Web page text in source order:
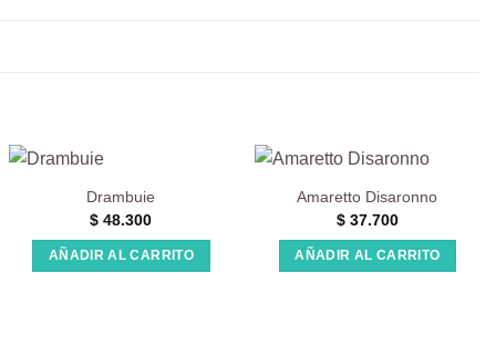
Drambuie
$ 48.300
AÑADIR AL CARRITO
Amaretto Disaronno
$37.700
AÑADIR AL CARRITO